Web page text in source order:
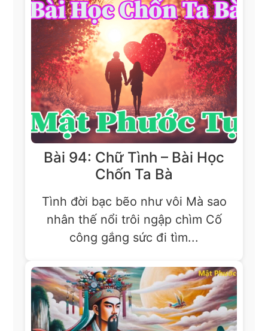
Bài 94: Chữ Tình – Bài Học
Chốn Ta Bà
Tình đời bạc bẽo như vôi Mà sao
nhân thế nổi trôi ngập chìm Cố
công gắng sức đi tìm...